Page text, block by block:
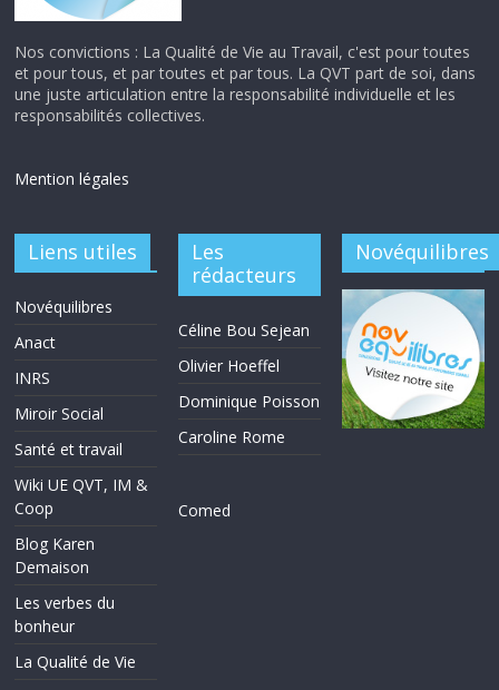
Nos convictions : La Qualité de Vie au Travail, c'est pour toutes
et pour tous, et par toutes et par tous. La QVT part de soi, dans
une juste articulation entre la responsabilité individuelle et les
responsabilités collectives.
Mention légales
Liens utiles
Novéquilibres
Anact
INRS
Miroir Social
Santé et travail
Wiki UE QVT, IM &
Coop
Blog Karen
Demaison
Les verbes du
bonheur
La Qualité de Vie
Les
rédacteurs
Céline Bou Sejean
Olivier Hoeffel
Dominique Poisson
Caroline Rome
Comed
Novéquilibres